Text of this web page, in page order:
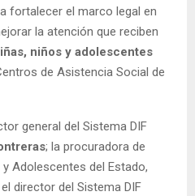
fortalecer el marco legal en
la atención que reciben
niños y adolescentes
de Asistencia Social de
general del Sistema DIF
; la procuradora de
Adolescentes del Estado,
el director del Sistema DIF